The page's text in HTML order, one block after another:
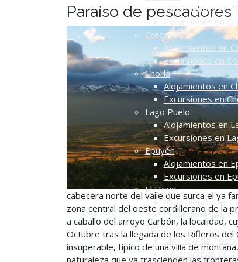
Alojamientos en El
Corcovado
Alojamientos en
Excursiones en
Cholila
Alojamientos en
Excursiones en
Lago Puelo
Alojamientos en
Excursiones en
Epuyén
Alojamientos en
Excursiones en
El Hoyo
Alojamientos en
Excursiones en El
Tecka
Más info de Tecka
Alojamientos en
Paraíso de pescadores
cabecera norte del valle que surca el ya
zona central del oeste cordillerano de la
a caballo del arroyo Carbón, la localidad,
Octubre tras la llegada de los Rifleros del
insuperable, típico de una villa de
naturaleza que ya trascienden las